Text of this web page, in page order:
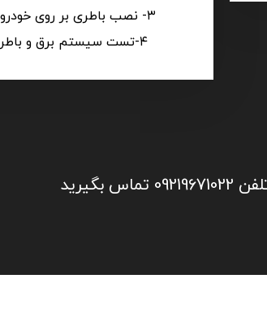
۳- نصب باطری بر روی خودروی مشتری
۴-تست سیستم برق و باطری خودرو